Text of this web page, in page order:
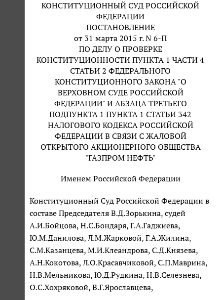
КОНСТИТУЦИОННЫЙ СУД РОССИЙСКОЙ
ФЕДЕРАЦИИ
ПОСТАНОВЛЕНИЕ
от 31 марта 2015 г. N 6-П
ПО ДЕЛУ О ПРОВЕРКЕ
КОНСТИТУЦИОННОСТИ ПУНКТА 1 ЧАСТИ 4
СТАТЬИ 2 ФЕДЕРАЛЬНОГО
КОНСТИТУЦИОННОГО ЗАКОНА "О
ВЕРХОВНОМ СУДЕ РОССИЙСКОЙ
ФЕДЕРАЦИИ" И АБЗАЦА ТРЕТЬЕГО
ПОДПУНКТА 1 ПУНКТА 1 СТАТЬИ 342
НАЛОГОВОГО КОДЕКСА РОССИЙСКОЙ
ФЕДЕРАЦИИ В СВЯЗИ С ЖАЛОБОЙ
ОТКРЫТОГО АКЦИОНЕРНОГО ОБЩЕСТВА
"ГАЗПРОМ НЕФТЬ"
Именем Российской Федерации
Конституционный Суд Российской Федерации в
составе Председателя В.Д.Зорькина, судей
А.И.Бойцова, Н.С.Бондаря, Г.А.Гаджиева,
Ю.М.Данилова, Л.М.Жарковой, Г.А.Жилина,
С.М.Казанцева, М.И.Клеандрова, С.Д.Князева,
А.Н.Кокотова, Л.О.Красавчиковой, С.П.Маврина,
Н.В.Мельникова, Ю.Д.Рудкина, Н.В.Селезнева,
О.С.Хохряковой, В.Г.Ярославцева,